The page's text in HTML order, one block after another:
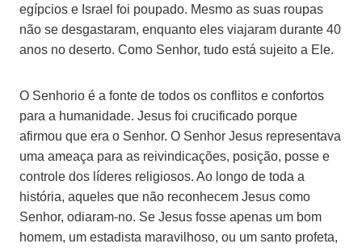
egípcios e Israel foi poupado. Mesmo as suas roupas
não se desgastaram, enquanto eles viajaram durante 40
anos no deserto. Como Senhor, tudo está sujeito a Ele.
O Senhorio é a fonte de todos os conflitos e confortos
para a humanidade. Jesus foi crucificado porque
afirmou que era o Senhor. O Senhor Jesus representava
uma ameaça para as reivindicações, posição, posse e
controle dos líderes religiosos. Ao longo de toda a
história, aqueles que não reconhecem Jesus como
Senhor, odiaram-no. Se Jesus fosse apenas um bom
homem, um estadista maravilhoso, ou um santo profeta,